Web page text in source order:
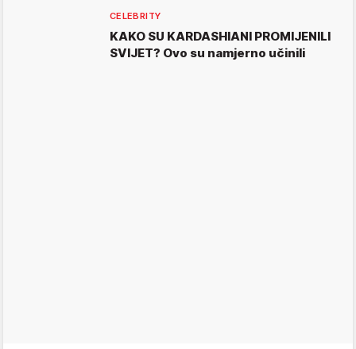
CELEBRITY
KAKO SU KARDASHIANI PROMIJENILI
SVIJET? Ovo su namjerno učinili